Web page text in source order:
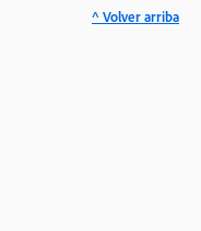
^ Volver arriba